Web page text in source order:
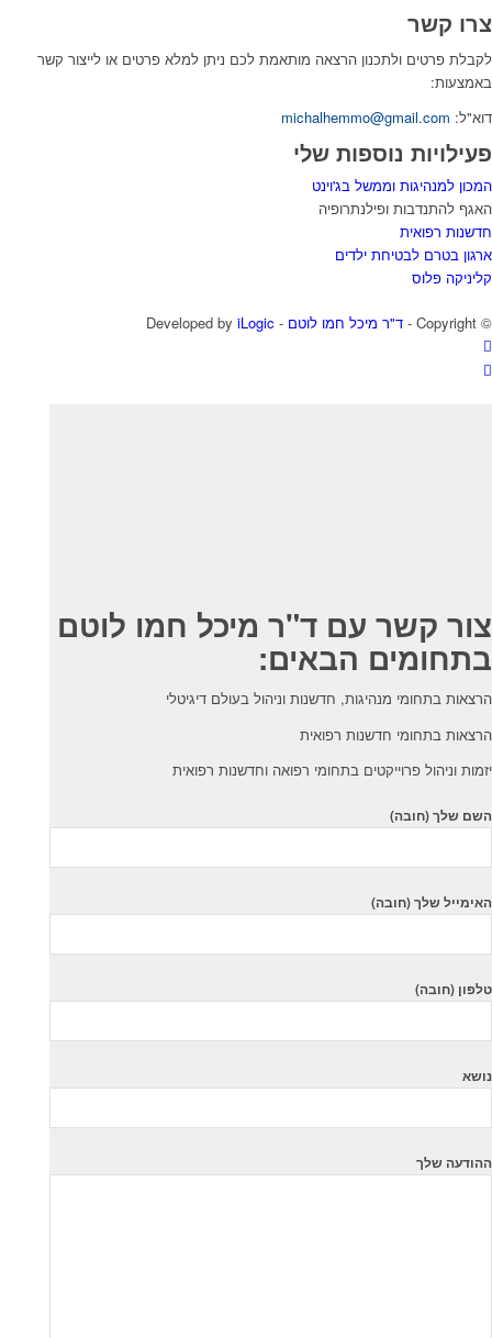
צרו קשר
לקבלת פרטים ולתכנון הרצאה מותאמת לכם ניתן למלא פרטים או לייצור קשר
באמצעות:
דוא"ל: michalhemmo@gmail.com
פעילויות נוספות שלי
המכון למנהיגות וממשל בג'וינט
האגף להתנדבות ופילנתרופיה
חדשנות רפואית
ארגון בטרם לבטיחת ילדים
קליניקה פלוס
© ‫Copyright - ד"ר מיכל חמו לוטם - Developed by
iLogic
צור קשר עם ד"ר מיכל חמו לוטם
בתחומים הבאים:
הרצאות בתחומי מנהיגות, חדשנות וניהול בעולם דיגיטלי
הרצאות בתחומי חדשנות רפואית
יזמות וניהול פרוייקטים בתחומי רפואה וחדשנות רפואית
השם שלך (חובה)
האימייל שלך (חובה)
טלפון (חובה)
נושא
ההודעה שלך